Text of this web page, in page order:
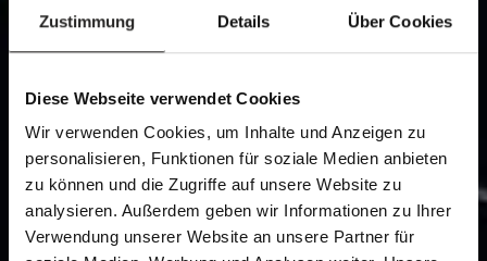
Zustimmung Details Über Cookies
Diese Webseite verwendet Cookies
Wir verwenden Cookies, um Inhalte und Anzeigen zu
personalisieren, Funktionen für soziale Medien anbieten
zu können und die Zugriffe auf unsere Website zu
analysieren. Außerdem geben wir Informationen zu Ihrer
Verwendung unserer Website an unsere Partner für